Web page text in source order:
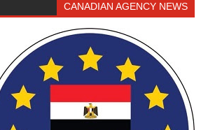
CANADIAN AGENCY NEWS